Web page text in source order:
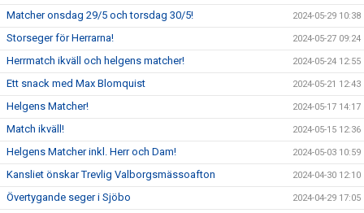
Matcher onsdag 29/5 och torsdag 30/5! 2024-05-29 10:38
Storseger för Herrarna! 2024-05-27 09:24
Herrmatch ikväll och helgens matcher! 2024-05-24 12:55
Ett snack med Max Blomquist 2024-05-21 12:43
Helgens Matcher! 2024-05-17 14:17
Match ikväll! 2024-05-15 12:36
Helgens Matcher inkl. Herr och Dam! 2024-05-03 10:59
Kansliet önskar Trevlig Valborgsmässoafton 2024-04-30 12:10
Övertygande seger i Sjöbo 2024-04-29 17:05